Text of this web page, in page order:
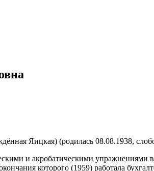
Яицкая) (родилась 08.08.1938,
и акробатическими
которого (1959) работала